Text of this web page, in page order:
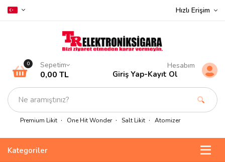
Hızlı Erişim
Premium Likit One Hit Wonder Salt Likit Atomizer
0 Sepetim
0,00 TL
Hesabım
Giriş Yap-Kayıt Ol
Kategoriler